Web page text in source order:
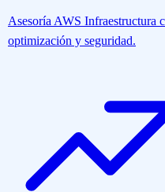
Asesoría AWS Infraestructura
optimización y seguridad.